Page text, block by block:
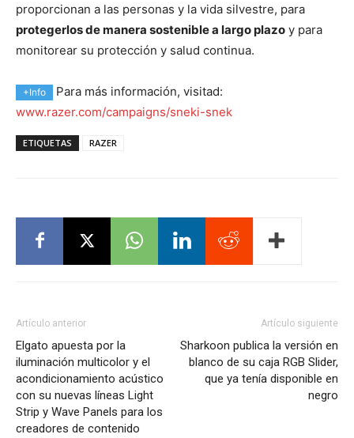
proporcionan a las personas y la vida silvestre, para
protegerlos de manera sostenible a largo plazo y para
monitorear su protección y salud continua.
+Info
Para más información, visitad:
www.razer.com/campaigns/sneki-snek
ETIQUETAS RAZER
Artículo anterior
Elgato apuesta por la
iluminación multicolor y el
acondicionamiento acústico
con su nuevas líneas Light
Strip y Wave Panels para los
creadores de contenido
Artículo siguiente
Sharkoon publica la versión en
blanco de su caja RGB Slider,
que ya tenía disponible en
negro